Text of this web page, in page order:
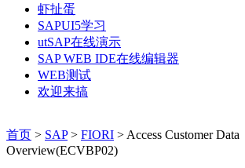
虾扯蛋
SAPUI5学习
utSAP在线演示
SAP WEB IDE在线编辑器
WEB测试
欢迎来搞
首页 > SAP> FIORI > Access Customer Data
Overview(ECVBP02)